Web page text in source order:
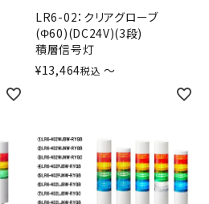
LR6-02：クリアグローブ
(Φ60)(DC24V)(3段)
積層信号灯
¥13,464税込 〜